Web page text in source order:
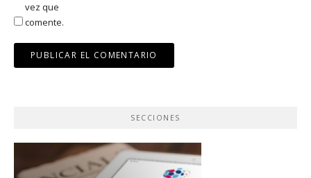
vez que
comente.
SECCIONES